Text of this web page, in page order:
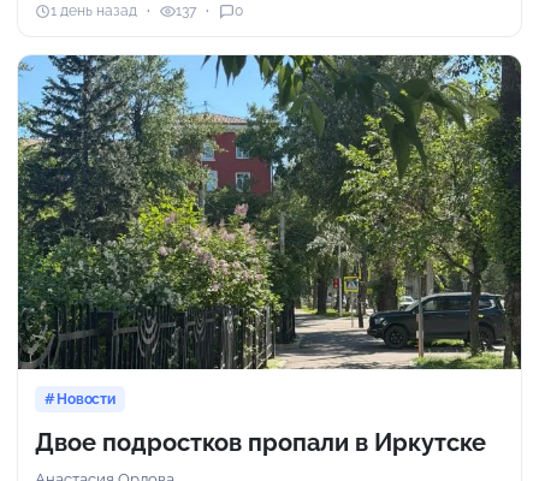
1 день назад 137 0
Новости
Двое подростков пропали в Иркутске